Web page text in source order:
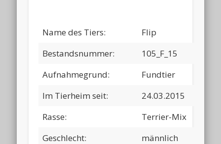
Name des Tiers:
Flip
Bestandsnummer:
105_F_15
Aufnahmegrund:
Fundtier
Im Tierheim seit:
24.03.2015
Rasse:
Terrier-Mix
Geschlecht:
männlich